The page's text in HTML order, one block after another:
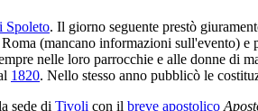
Spoleto. Il giorno seguente prestò
(mancano informazioni sull'evento) e
nelle loro parrocchie e alle donne di
1820. Nello stesso anno pubblicò le
sede di Tivoli con il breve apostolico